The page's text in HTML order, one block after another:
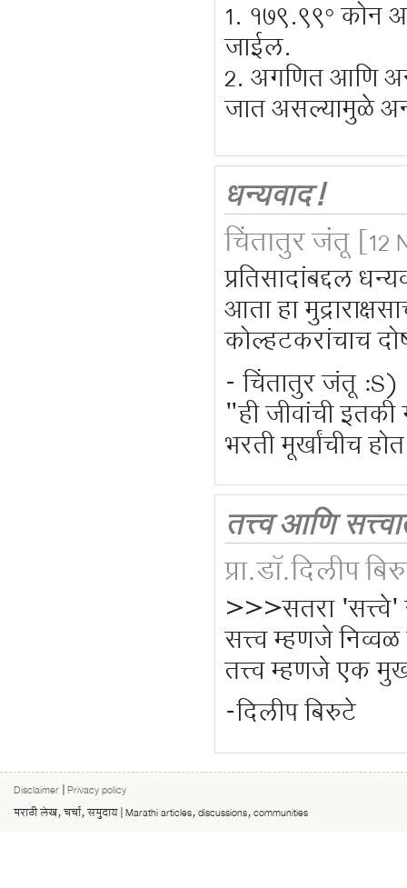
१७९.९९° कोन
जाईल.
अगणित आणि
जात असल्यामुळे
धन्यवाद!
चिंतातुर जंतू [12
प्रतिसादांबद्दल
आता हा
कोल्हटकरांचाच
- चिंतातुर जंतू :S)
"ही जीवांची
भरती मूर्खांचीच
तत्त्व आणि
प्रा.डॉ.दिलीप
>>>सतरा 'सत्त्वे'
सत्त्व म्हणजे निव्वळ
तत्त्व म्हणजे एक
-दिलीप बिरुटे
Disclaimer Privacy policy
मराठी लेख, चर्चा, समुदाय | Marathi articles, discussions, communities